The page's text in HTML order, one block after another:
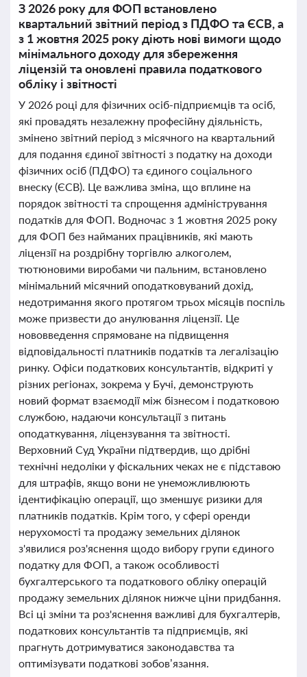
З 2026 року для ФОП встановлено
квартальний звітний період з ПДФО та ЄСВ, а
з 1 жовтня 2025 року діють нові вимоги щодо
мінімального доходу для збереження
ліцензій та оновлені правила податкового
обліку і звітності
У 2026 році для фізичних осіб-підприємців та осіб,
які провадять незалежну професійну діяльність,
змінено звітний період з місячного на квартальний
для подання єдиної звітності з податку на доходи
фізичних осіб (ПДФО) та єдиного соціального
внеску (ЄСВ). Це важлива зміна, що вплине на
порядок звітності та спрощення адміністрування
податків для ФОП. Водночас з 1 жовтня 2025 року
для ФОП без найманих працівників, які мають
ліцензії на роздрібну торгівлю алкоголем,
тютюновими виробами чи пальним, встановлено
мінімальний місячний оподатковуваний дохід,
недотримання якого протягом трьох місяців поспіль
може призвести до анулювання ліцензії. Це
нововведення спрямоване на підвищення
відповідальності платників податків та легалізацію
ринку. Офіси податкових консультантів, відкриті у
різних регіонах, зокрема у Бучі, демонструють
новий формат взаємодії між бізнесом і податковою
службою, надаючи консультації з питань
оподаткування, ліцензування та звітності.
Верховний Суд України підтвердив, що дрібні
технічні недоліки у фіскальних чеках не є підставою
для штрафів, якщо вони не унеможливлюють
ідентифікацію операції, що зменшує ризики для
платників податків. Крім того, у сфері оренди
нерухомості та продажу земельних ділянок
з'явилися роз'яснення щодо вибору групи єдиного
податку для ФОП, а також особливості
бухгалтерського та податкового обліку операцій
продажу земельних ділянок нижче ціни придбання.
Всі ці зміни та роз'яснення важливі для бухгалтерів,
податкових консультантів та підприємців, які
прагнуть дотримуватися законодавства та
оптимізувати податкові зобов’язання.